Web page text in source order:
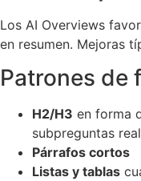
Los AI Overviews
en resumen. Mejoras
Patrones de
H2/H3 en forma
subpreguntas
Párrafos cortos
Listas y tablas